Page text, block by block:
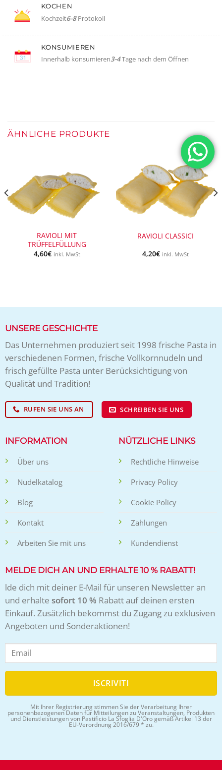
KOCHEN
Kochzeit6-8Protokoll
KONSUMIEREN
Innerhalb konsumieren3-4Tage nach dem Öffnen
ÄHNLICHE PRODUKTE
RAVIOLI MIT
TRÜFFELFÜLLUNG
4,60€ inkl. MwSt
RAVIOLI CLASSICI
4,20€ inkl. MwSt
UNSERE GESCHICHTE
Das Unternehmen produziert seit 1998 frische Pasta in
verschiedenen Formen, frische Vollkornnudeln und
frisch gefüllte Pasta unter Berücksichtigung von
Qualität und Tradition!
RUFEN SIE UNS AN SCHREIBEN SIE UNS
INFORMATION
Über uns
Nudelkatalog
Blog
Kontakt
Arbeiten Sie mit uns
NÜTZLICHE LINKS
Rechtliche Hinweise
Privacy Policy
Cookie Policy
Zahlungen
Kundendienst
MELDE DICH AN UND ERHALTE 10 % RABATT!
lde dich mit deiner E-Mail für unseren Newsletter an
und erhalte sofort 10 % Rabatt auf deinen ersten
Einkauf. Zusätzlich bekommst du Zugang zu exklusiven
Angeboten und Sonderaktionen!
Mit Ihrer Registrierung stimmen Sie der Verarbeitung Ihrer
personenbezogenen Daten für Mitteilungen zu Veranstaltungen, Produkten
und Dienstleistungen von Pastificio La Sfoglia D'Oro gemäß Artikel 13 der
EU-Verordnung 2016/679 * zu.